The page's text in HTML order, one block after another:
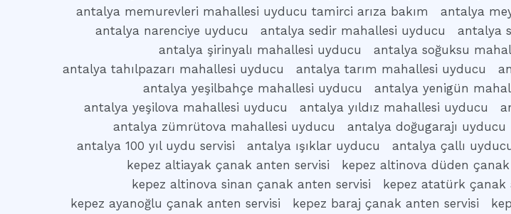
antalya memurevleri mahallesi uyducu tamirci arıza bakım
antalya
antalya narenciye uyducu
antalya sedir mahallesi uyducu antalya
antalya şirinyalı mahallesi uyducu
antalya soğuksu
antalya tahılpazarı mahallesi uyducu
antalya tarım mahallesi uyducu
antalya yeşilbahçe mahallesi uyducu
antalya yenigün
antalya yeşilova mahallesi uyducu
antalya yıldız mahallesi uyducu
antalya zümrütova mahallesi uyducu
antalya doğugarajı uyducu
antalya 100 yıl uydu servisi
antalya ışıklar uyducu antalya çallı
kepez altiayak çanak anten servisi
kepez altinova düden
kepez altinova sinan çanak anten servisi
kepez atatürk çanak
kepez ayanoğlu çanak anten servisi
kepez baraj çanak anten servisi